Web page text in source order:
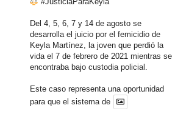
Del 4, 5, 6, 7 y 14 de agosto se
desarrolla el juicio por el femicidio de
Keyla Martínez, la joven que perdió la
vida el 7 de febrero de 2021 mientras se
encontraba bajo custodia policial.
Este caso representa una oportunidad
para que el sistema de